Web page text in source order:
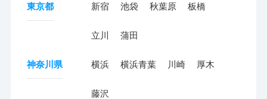
東京都 新宿 池袋 秋葉原 板橋
立川 蒲田
神奈川県 横浜 横浜青葉 川崎 厚木
藤沢